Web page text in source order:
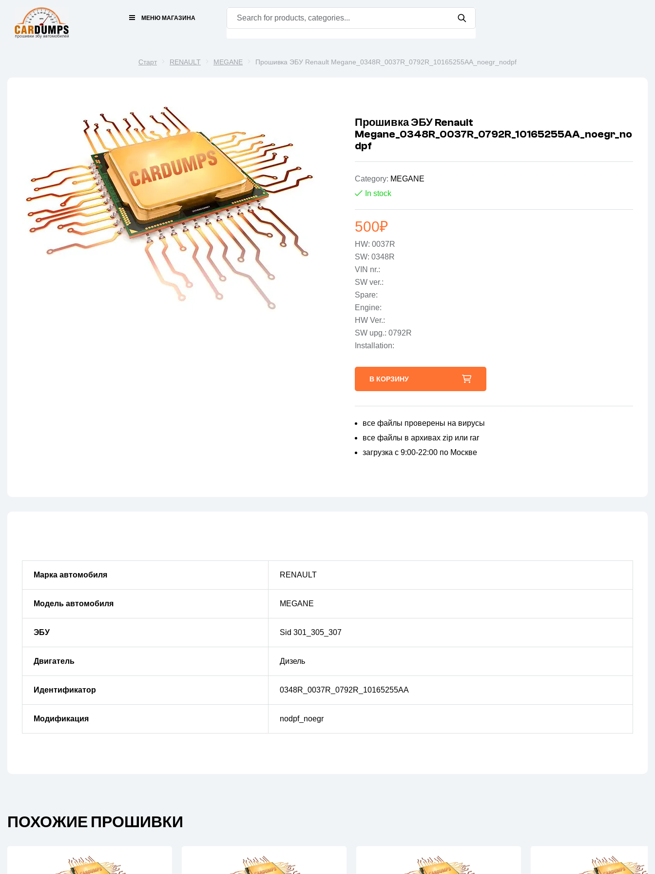
МЕНЮ МАГАЗИНА
Старт RENAULT MEGANE Прошивка ЭБУ Renault Megane_0348R_0037R_0792R_10165255AA_noegr_nodpf
Прошивка ЭБУ Renault
Megane_0348R_0037R_0792R_10165255AA_noegr_no
dpf
Category: MEGANE
In stock
500₽
HW: 0037R
SW: 0348R
VIN nr.:
SW ver.:
Spare:
Engine:
HW Ver.:
SW upg.: 0792R
Installation:
В КОРЗИНУ
все файлы проверены на вирусы
все файлы в архивах zip или rar
загрузка с 9:00-22:00 по Москве
Марка автомобиля RENAULT
Модель автомобиля MEGANE
ЭБУ Sid 301_305_307
Двигатель Дизель
Идентификатор 0348R_0037R_0792R_10165255AA
Модификация nodpf_noegr
ПОХОЖИЕ ПРОШИВКИ